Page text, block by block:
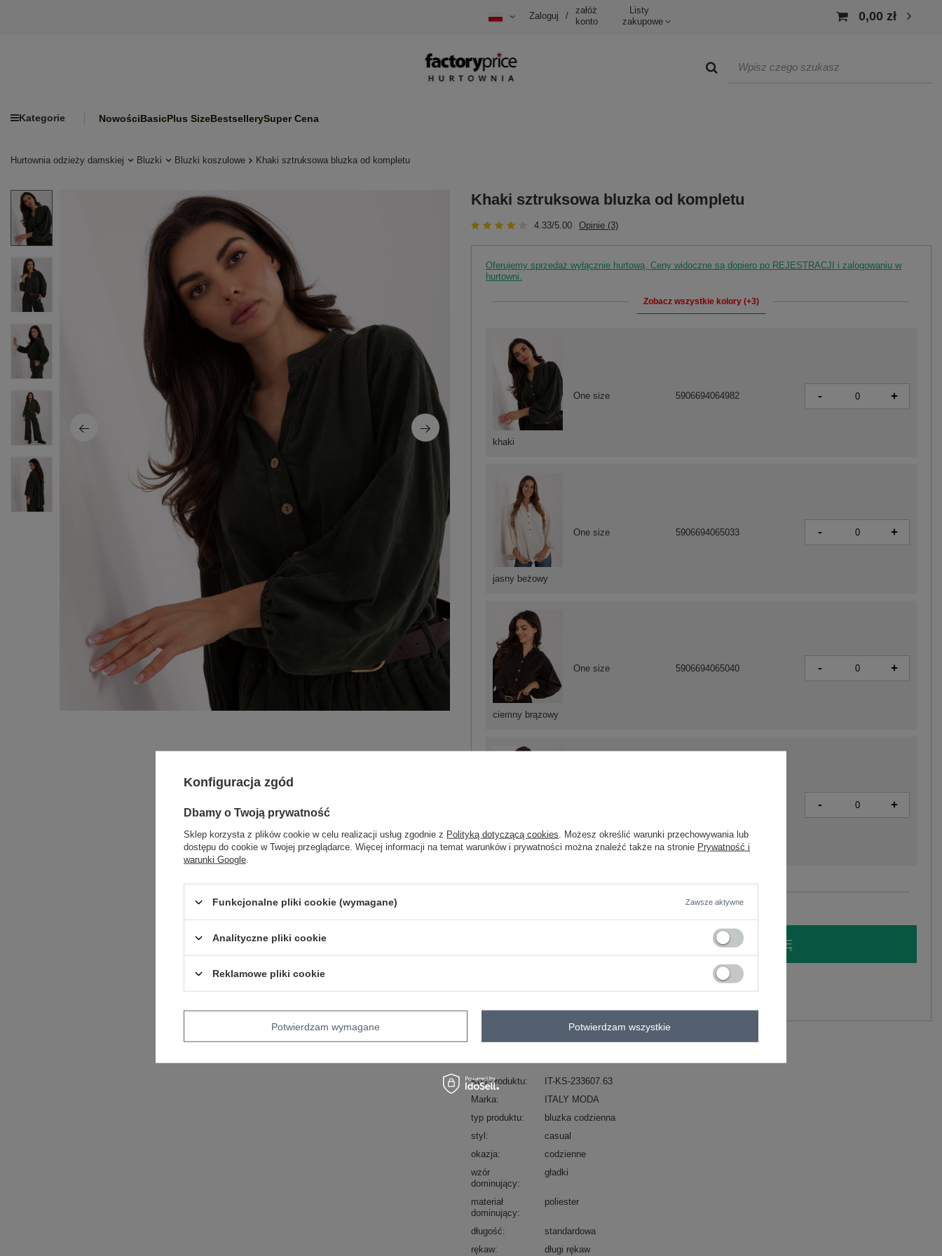
Zaloguj /
załóż
konto
Listy
zakupowe
0,00 zł
Kategorie NowościBasicPlus SizeBestsellerySuper Cena
Hurtownia odzieży damskiej Bluzki Bluzki koszulowe Khaki sztruksowa bluzka od kompletu
Khaki sztruksowa bluzka od kompletu
4.33/5.00 Opinie (3)
Oferujemy sprzedaż wyłącznie hurtową. Ceny widoczne są dopiero po REJESTRACJI i zalogowaniu w
hurtowni.
Zobacz wszystkie kolory (+3)
jasny beżowy
One size 5906694065033 - +
ciemny brązowy
One size 5906694065040 - +
czarny
- +
khaki
One size 5906694064982 - +
ZALOGUJ SIĘ I ZOBACZ CENĘ
Kod produktu
IT-KS-233607.63
Marka
ITALY MODA
typ produktu
bluzka codzienna
styl
casual
okazja
codzienne
wzór
dominujący
gładki
materiał
dominujący
poliester
długość
standardowa
rękaw
długi rękaw
Konfiguracja zgód
Dbamy o Twoją prywatność
Sklep korzysta z plików cookie w celu realizacji usług zgodnie z Polityką dotyczącą cookies . Możesz określić warunki przechowywania lub
dostępu do cookie w Twojej przeglądarce. Więcej informacji na temat warunków i prywatności można znaleźć także na stronie Prywatność i
warunki Google
Funkcjonalne pliki cookie (wymagane) Zawsze aktywne
Analityczne pliki cookie
Reklamowe pliki cookie
Potwierdzam wymagane Potwierdzam wszystkie